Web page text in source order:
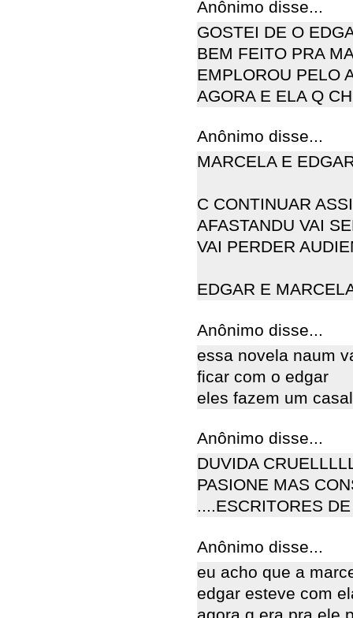
Anônimo disse...
GOSTEI DE O
BEM FEITO PRA
EMPLOROU PELO
AGORA E ELA Q
Anônimo disse...
MARCELA E
C CONTINUAR
AFASTANDU VAI
VAI PERDER
EDGAR E
Anônimo disse...
essa novela naum
ficar com o edgar
eles fazem um
Anônimo disse...
DUVIDA
PASIONE MAS
....ESCRITORES
Anônimo disse...
eu acho que a
edgar esteve com